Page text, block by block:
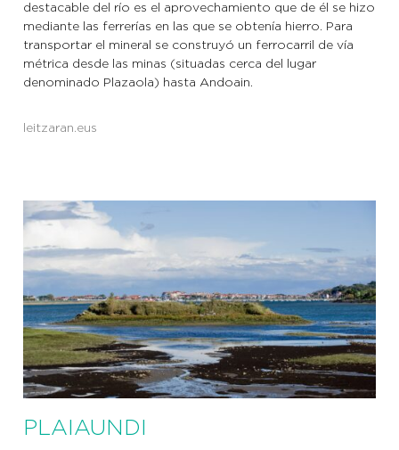
destacable del río es el aprovechamiento que de él se hizo
mediante las ferrerías en las que se obtenía hierro. Para
transportar el mineral se construyó un ferrocarril de vía
métrica desde las minas (situadas cerca del lugar
denominado Plazaola) hasta Andoain.
leitzaran.eus
PLAIAUNDI